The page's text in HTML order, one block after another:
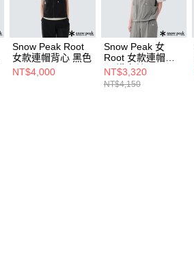
Snow Peak Root
女款連帽背心 黑色
NT$4,000
Snow Peak 女
Root 女款連帽背
心 淺卡其
NT$3,320
NT$4,150